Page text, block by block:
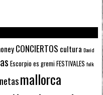
CONCIERTOS cultura David
Escorpioes gremiFESTIVALES folk
mallorca